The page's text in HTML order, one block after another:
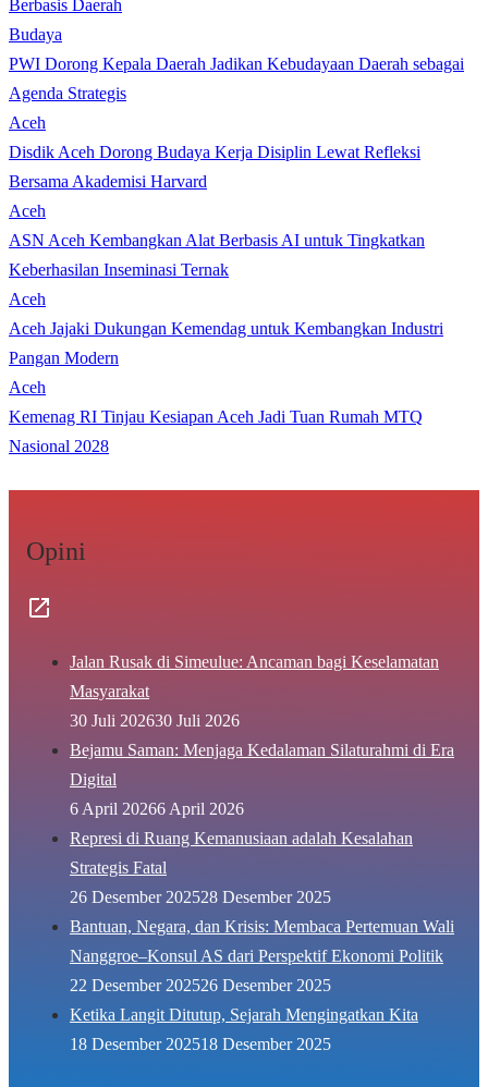
Berbasis Daerah
Budaya
PWI Dorong Kepala Daerah Jadikan Kebudayaan Daerah sebagai
Agenda Strategis
Aceh
Disdik Aceh Dorong Budaya Kerja Disiplin Lewat Refleksi
Bersama Akademisi Harvard
Aceh
ASN Aceh Kembangkan Alat Berbasis AI untuk Tingkatkan
Keberhasilan Inseminasi Ternak
Aceh
Aceh Jajaki Dukungan Kemendag untuk Kembangkan Industri
Pangan Modern
Aceh
Kemenag RI Tinjau Kesiapan Aceh Jadi Tuan Rumah MTQ
Nasional 2028
Opini
Jalan Rusak di Simeulue: Ancaman bagi Keselamatan
Masyarakat
30 Juli 202630 Juli 2026
Bejamu Saman: Menjaga Kedalaman Silaturahmi di Era
Digital
6 April 20266 April 2026
Represi di Ruang Kemanusiaan adalah Kesalahan
Strategis Fatal
26 Desember 202528 Desember 2025
Bantuan, Negara, dan Krisis: Membaca Pertemuan Wali
Nanggroe–Konsul AS dari Perspektif Ekonomi Politik
22 Desember 202526 Desember 2025
Ketika Langit Ditutup, Sejarah Mengingatkan Kita
18 Desember 202518 Desember 2025